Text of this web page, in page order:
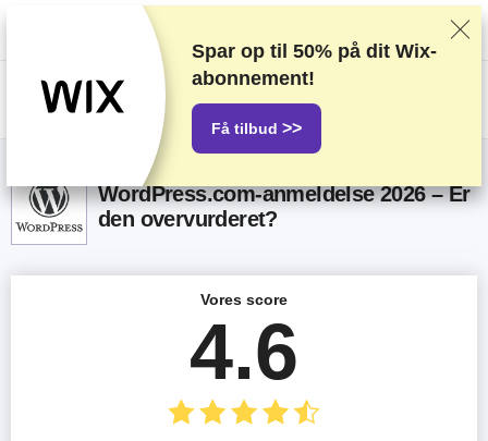
Vi rangerer forhandlere baseret på strenge tests og research, tager også
højde for din feedback og vores kommercielle aftaler med udbydere.
Denne side indeholder affiliate links.Marketings Offentliggørelse
WordPress.com-anmeldelse 2026 – Er
den overvurderet?
Vores score
4.6
Spar op til 50% på dit Wix-
abonnement!
Få tilbud >>